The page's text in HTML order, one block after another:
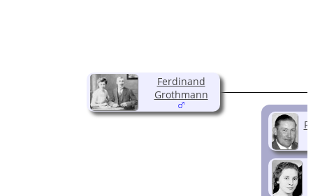
Ferdinand
Grothmann